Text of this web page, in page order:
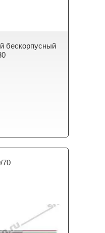
бескорпусный
70